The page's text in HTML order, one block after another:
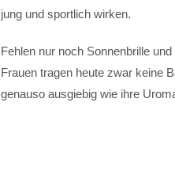
jung und sportlich wirken.
Fehlen nur noch Sonnenbrille
Frauen tragen heute zwar keine
genauso ausgiebig wie ihre